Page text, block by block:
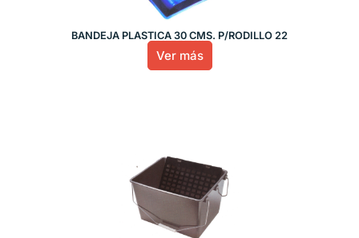
BANDEJA PLASTICA 30 CMS. P/RODILLO 22
Ver más